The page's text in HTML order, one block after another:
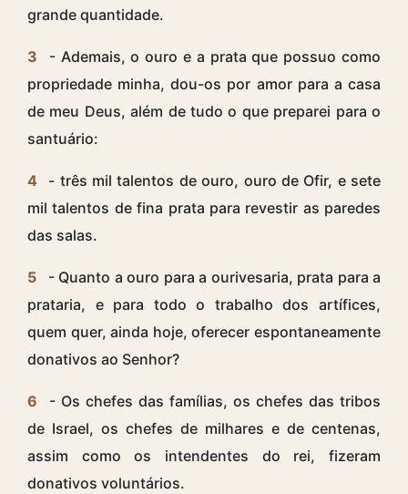
grande quantidade.
3
- Ademais, o ouro e a prata que possuo como
propriedade minha, dou-os por amor para a casa
de meu Deus, além de tudo o que preparei para o
santuário:
4
- três mil talentos de ouro, ouro de Ofir, e sete
mil talentos de fina prata para revestir as paredes
das salas.
5
- Quanto a ouro para a ourivesaria, prata para a
prataria, e para todo o trabalho dos artífices,
quem quer, ainda hoje, oferecer espontaneamente
donativos ao Senhor?
6
- Os chefes das famílias, os chefes das tribos
de Israel, os chefes de milhares e de centenas,
assim como os intendentes do rei, fizeram
donativos voluntários.